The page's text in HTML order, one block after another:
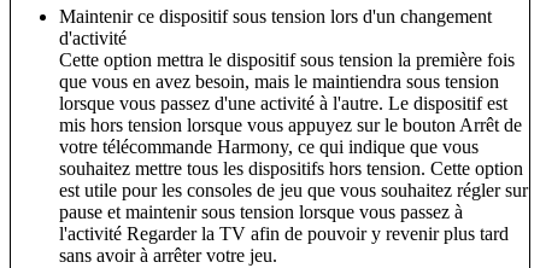
Maintenir ce dispositif sous tension lors d'un changement
d'activité
Cette option mettra le dispositif sous tension la première fois
que vous en avez besoin, mais le maintiendra sous tension
lorsque vous passez d'une activité à l'autre. Le dispositif est
mis hors tension lorsque vous appuyez sur le bouton Arrêt de
votre télécommande Harmony, ce qui indique que vous
souhaitez mettre tous les dispositifs hors tension. Cette option
est utile pour les consoles de jeu que vous souhaitez régler sur
pause et maintenir sous tension lorsque vous passez à
l'activité Regarder la TV afin de pouvoir y revenir plus tard
sans avoir à arrêter votre jeu.